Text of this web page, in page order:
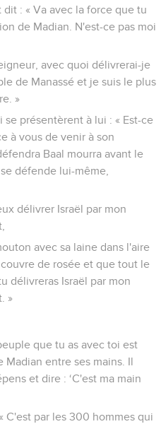
dit : « Va avec la force que tu
de Madian. N'est-ce pas moi
avec quoi délivrerai-je
de Manassé et je suis le plus
»
présentèrent à lui : « Est-ce
à vous de venir à son
Baal mourra avant le
défende lui-même,
délivrer Israël par mon
avec sa laine dans l'aire
de rosée et que tout le
délivreras Israël par mon
»
que tu as avec toi est
entre ses mains. Il
et dire : ‘C'est ma main
C'est par les 300 hommes qui